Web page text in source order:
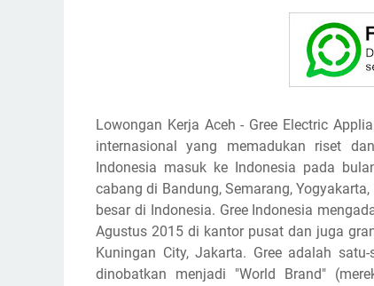
Lowongan Kerja Aceh - Gree Electric
internasional yang memadukan riset
Indonesia masuk ke Indonesia pada
cabang di Bandung, Semarang,
besar di Indonesia. Gree Indonesia
Agustus 2015 di kantor pusat dan juga
Kuningan City, Jakarta. Gree adalah
dinobatkan menjadi "World Brand"